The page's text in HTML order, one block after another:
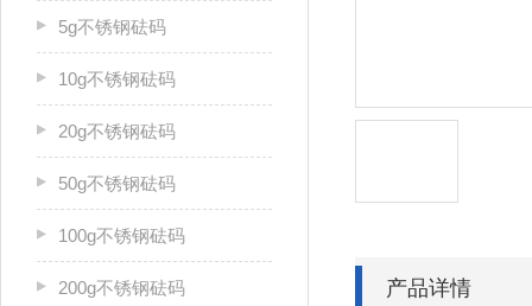
5g不锈钢砝码
10g不锈钢砝码
20g不锈钢砝码
50g不锈钢砝码
100g不锈钢砝码
200g不锈钢砝码 产品详情